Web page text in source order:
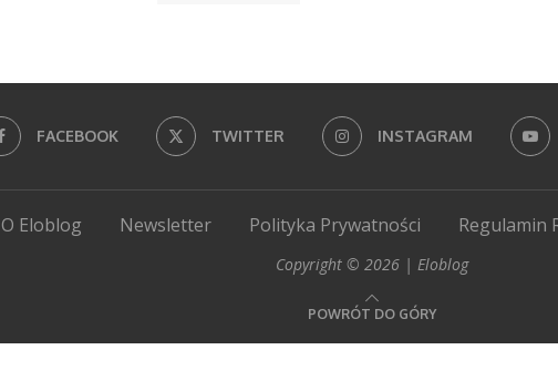
FACEBOOK TWITTER INSTAGRAM
O Eloblog Newsletter Polityka Prywatności Regulamin
Copyright © 2026 | Eloblog
POWRÓT DO GÓRY